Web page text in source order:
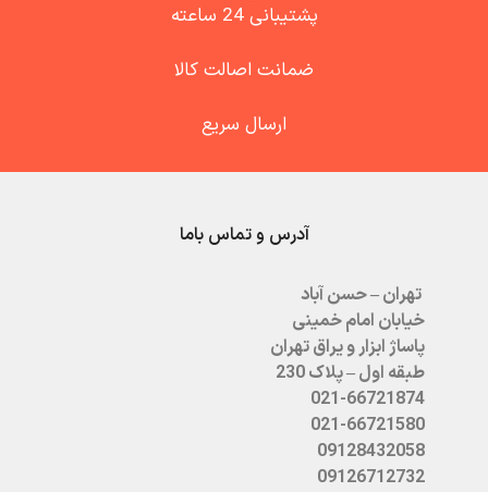
پشتیبانی 24 ساعته
ضمانت اصالت کالا
ارسال سریع
آدرس و تماس باما
تهران – حسن آباد
خیابان امام خمینی
پاساژ ابزار و یراق تهران
طبقه اول – پلاک 230
021-66721874
021-66721580
09128432058
09126712732